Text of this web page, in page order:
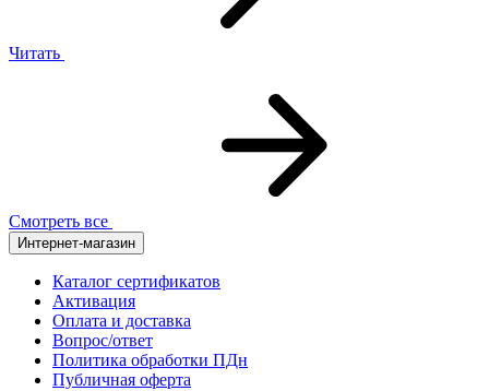
Читать
Смотреть все
Интернет-магазин
Каталог сертификатов
Активация
Оплата и доставка
Вопрос/ответ
Политика обработки ПДн
Публичная оферта